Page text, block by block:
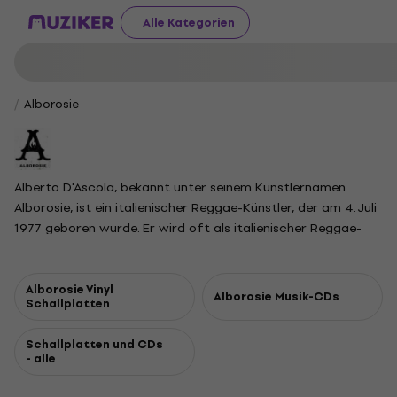
Alle Kategorien
Alborosie
Alberto D'Ascola, bekannt unter seinem Künstlernamen
Alborosie, ist ein italienischer Reggae-Künstler, der am 4. Juli
1977 geboren wurde. Er wird oft als italienischer Reggae-
zugänglich zu machen, indem er jamaikanische Wurzeln mit
seinem einzigartigen Stil verbindet.
Alborosie Vinyl
Schallplatten Alborosie Musik-CDs
Schallplatten und CDs
- alle